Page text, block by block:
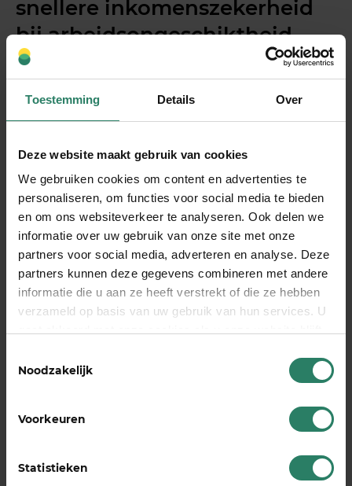
Toestemming Details Over
Deze website maakt gebruik van cookies
We gebruiken cookies om content en advertenties te
personaliseren, om functies voor social media te bieden
en om ons websiteverkeer te analyseren. Ook delen we
informatie over uw gebruik van onze site met onze
partners voor social media, adverteren en analyse. Deze
partners kunnen deze gegevens combineren met andere
informatie die u aan ze heeft verstrekt of die ze hebben
verzameld op basis van uw gebruik van hun services. U
Noodzakelijk
Voorkeuren
Statistieken
snellere inkomenszekerheid
bij arbeidsongeschiktheid
Bij
bieden we een alternatieve
arbeidsongeschiktheid. In plaats van
zorgen wij voor een snellere oplossing die beter
aansluit bij de realiteit van ondernemers:
Korte wachttijd van twee maanden: Donaties
van gezonde ondernemers uit onze
community starten al in je derde ziekteماند. De
wachttijd is de periode die je zelf moet
overbruggen op het moment dat je ziek bent,
bij ons standaard twee maanden, waarna de
daadwerkelijke uitbetaling plaatsvindt in de
derde maand
gespecialiseerde Adviseurs Werkvermogen
zonder dat je eerst weken moet wachten op
Wij regelen alles
digitaal en transparant, zodat je niet zelf achter